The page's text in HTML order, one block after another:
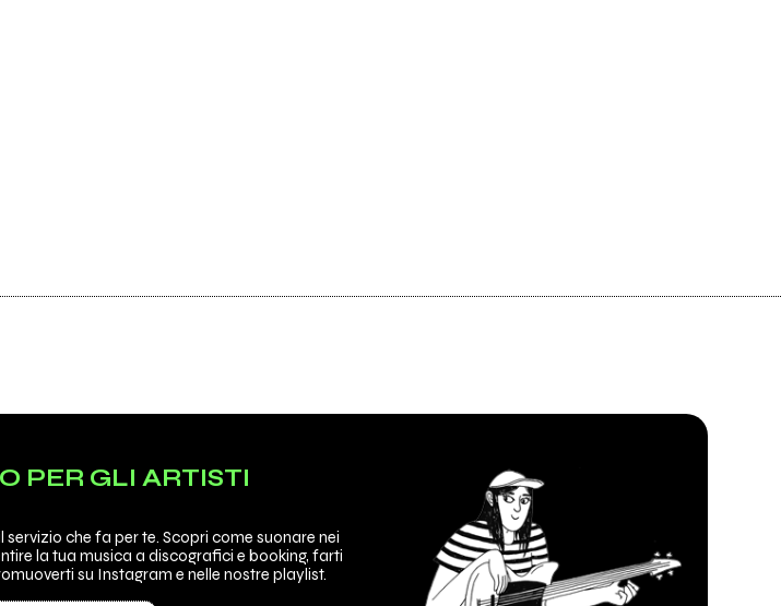
PER GLI ARTISTI
servizio che fa per te. Scopri come suonare nei
la tua musica a discografici e booking, farti
su Instagram e nelle nostre playlist.